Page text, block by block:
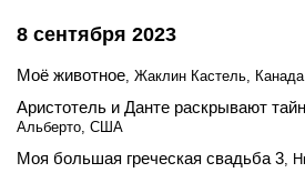
8 сентября 2023
Моё животное, Жаклин Кастель,
Аристотель и Данте раскрывают
Альберто, США
Моя большая греческая свадьба 3,